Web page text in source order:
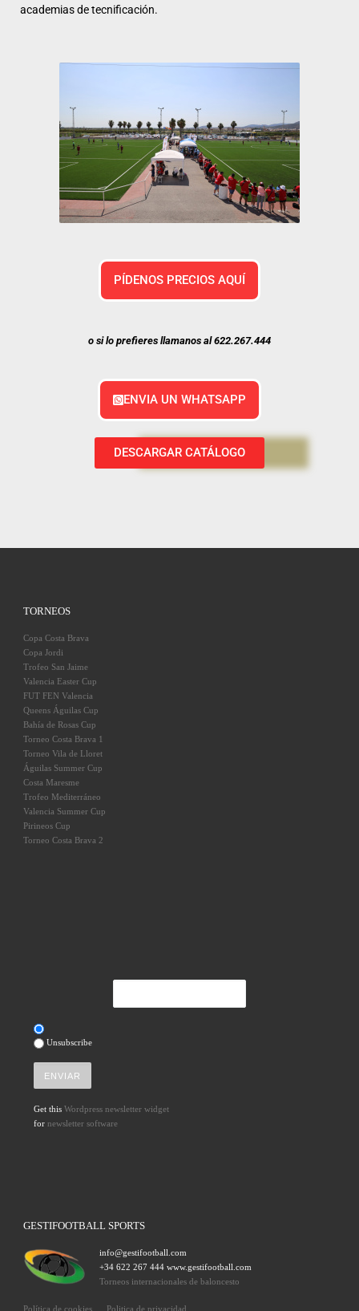
academias de tecnificación.
PÍDENOS PRECIOS AQUÍ
o si lo prefieres llamanos al 622.267.444
ENVIA UN WHATSAPP
DESCARGAR CATÁLOGO
TORNEOS
Copa Costa Brava
Copa Jordi
Trofeo San Jaime
Valencia Easter Cup
FUT FEN Valencia
Queens Águilas Cup
Bahía de Rosas Cup
Torneo Costa Brava 1
Torneo Vila de Lloret
Águilas Summer Cup
Costa Maresme
Trofeo Mediterráneo
Valencia Summer Cup
Pirineos Cup
Torneo Costa Brava 2
Unsubscribe
Get this Wordpress newsletter widget
for newsletter software
GESTIFOOTBALL SPORTS
info@gestifootball.com
+34 622 267 444 www.gestifootball.com
Torneos internacionales de baloncesto
Política de cookies Politica de privacidad